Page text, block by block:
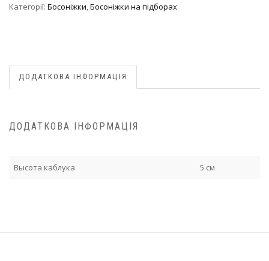
Категорії: Босоніжки,Босоніжки на підборах
ДОДАТКОВА ІНФОРМАЦІЯ
ДОДАТКОВА ІНФОРМАЦІЯ
Высота каблука 5 см